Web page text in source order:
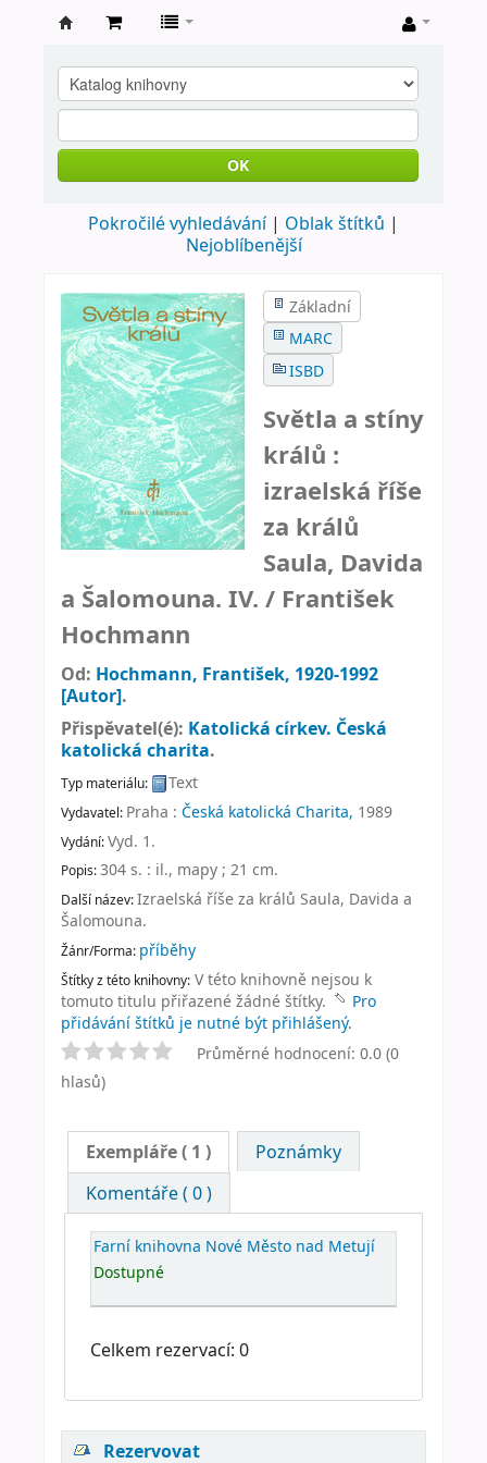
knihovna
Nové
Město
Metují
OK
Pokročilé vyhledávání
Oblak štítků
Nejoblíbenější
Základní
MARC
ISBD
Světla a stíny
králů :
izraelská říše
za králů
Saula, Davida
a Šalomouna. IV. / František
Hochmann
Od: Hochmann, František, 1920-1992
[Autor].
Přispěvatel(é): Katolická církev. Česká
katolická charita.
Typ materiálu: Text
Vydavatel: Praha : Česká katolická Charita, 1989
Vydání:Vyd. 1 .
Popis:304 s. : il., mapy ; 21 cm.
Další název:Izraelská říše za králů Saula, Davida a
Šalomouna.
Žánr/Forma: příběhy
Štítky z této knihovny: V této knihovně nejsou k
tomuto titulu přiřazené žádné štítky.
Pro
přidávání štítků je nutné být přihlášený.
Průměrné hodnocení: 0.0 (0
hlasů)
Exempláře( 1 )
Poznámky
Komentáře ( 0 )
Farní knihovna Nové Město nad Metují
Dostupné
Celkem rezervací: 0
Rezervovat